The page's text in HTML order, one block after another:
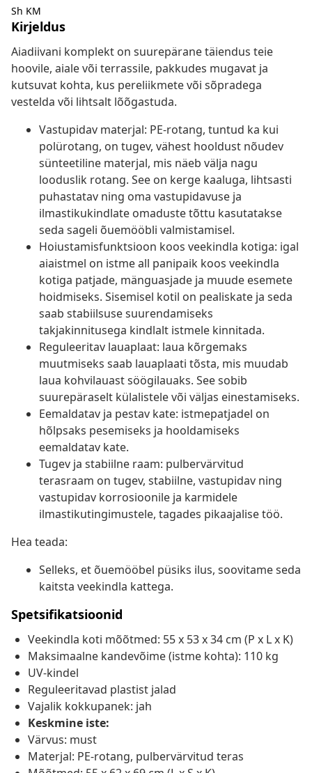
Sh KM
Kirjeldus
Aiadiivani komplekt on suurepärane täiendus teie
hoovile, aiale või terrassile, pakkudes mugavat ja
kutsuvat kohta, kus pereliikmete või sõpradega
vestelda või lihtsalt lõõgastuda.
Vastupidav materjal: PE-rotang, tuntud ka kui
polürotang, on tugev, vähest hooldust nõudev
sünteetiline materjal, mis näeb välja nagu
looduslik rotang. See on kerge kaaluga, lihtsasti
puhastatav ning oma vastupidavuse ja
ilmastikukindlate omaduste tõttu kasutatakse
seda sageli õuemööbli valmistamisel.
Hoiustamisfunktsioon koos veekindla kotiga: igal
aiaistmel on istme all panipaik koos veekindla
kotiga patjade, mänguasjade ja muude esemete
hoidmiseks. Sisemisel kotil on pealiskate ja seda
saab stabiilsuse suurendamiseks
takjakinnitusega kindlalt istmele kinnitada.
Reguleeritav lauaplaat: laua kõrgemaks
muutmiseks saab lauaplaati tõsta, mis muudab
laua kohvilauast söögilauaks. See sobib
suurepäraselt külalistele või väljas einestamiseks.
Eemaldatav ja pestav kate: istmepatjadel on
hõlpsaks pesemiseks ja hooldamiseks
eemaldatav kate.
Tugev ja stabiilne raam: pulbervärvitud
terasraam on tugev, stabiilne, vastupidav ning
vastupidav korrosioonile ja karmidele
ilmastikutingimustele, tagades pikaajalise töö.
Hea teada:
Selleks, et õuemööbel püsiks ilus, soovitame seda
kaitsta veekindla kattega.
Spetsifikatsioonid
Veekindla koti mõõtmed: 55 x 53 x 34 cm (P x L x K)
Maksimaalne kandevõime (istme kohta): 110 kg
UV-kindel
Reguleeritavad plastist jalad
Vajalik kokkupanek: jah
Keskmine iste:
Värvus: must
Materjal: PE-rotang, pulbervärvitud teras